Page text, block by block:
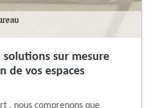
solutions sur mesure
de vos espaces
, nous comprenons que